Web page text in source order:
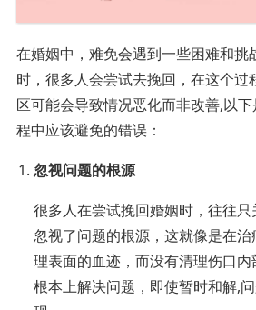
在婚姻中，难免会遇到一些困难和挑
时，很多人会尝试去挽回，在这个过
区可能会导致情况恶化而非改善,以
程中应该避免的错误：
忽视问题的根源
很多人在尝试挽回婚姻时，往往
忽视了问题的根源，这就像是在
理表面的血迹，而没有清理伤口
根本上解决问题，即使暂时和解,